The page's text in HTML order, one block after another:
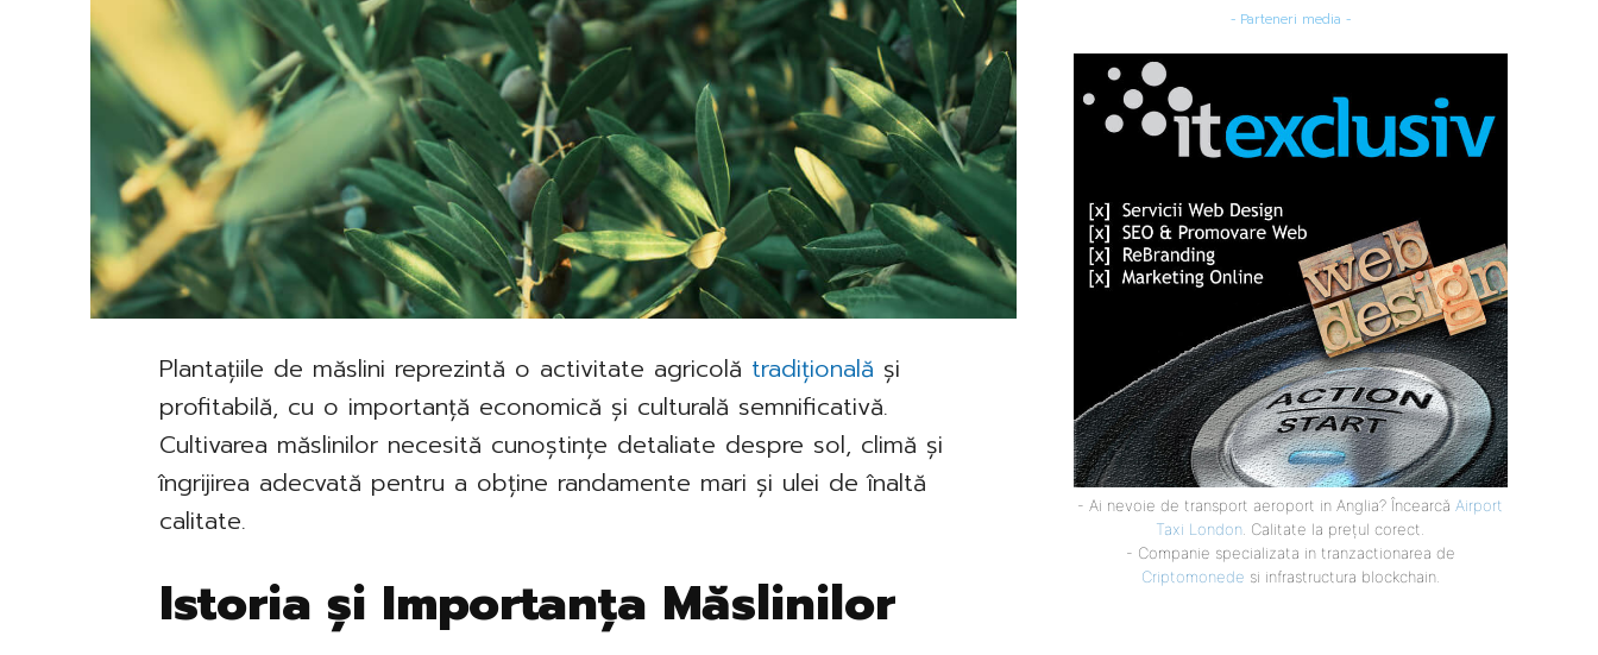
Plantațiile de măslini reprezintă o activitate agricolă tradițională și
profitabilă, cu o importanță economică și culturală semnificativă.
Cultivarea măslinilor necesită cunoștințe detaliate despre sol, climă și
îngrijirea adecvată pentru a obține randamente mari și ulei de înaltă
calitate.
Istoria și Importanța Măslinilor
- Parteneri media -
- Ai nevoie de transport aeroport in Anglia? Încearcă Airport
Taxi London . Calitate la prețul corect.
- Companie specializata in tranzactionarea de
Criptomonede si infrastructura blockchain.